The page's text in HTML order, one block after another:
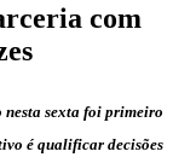
com
sexta foi primeiro
é qualificar decisões